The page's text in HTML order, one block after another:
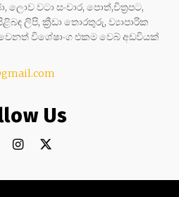
වටා සංචාර, පොත්,චිත්‍රපට,
ලිපි, ක්‍රීඩා තොරතුරු, ව්‍යාපාරික
විශේෂාංග එකම වෙබ් අඩවියක්
Us